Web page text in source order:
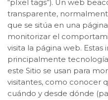
“pÍxel tags”). Un web
transparente,
que se sitúa en una
monitorizar el
visita la página web.
principalmente
este Sitio se usan para
visitantes, como conocer
cuándo y desde dónde